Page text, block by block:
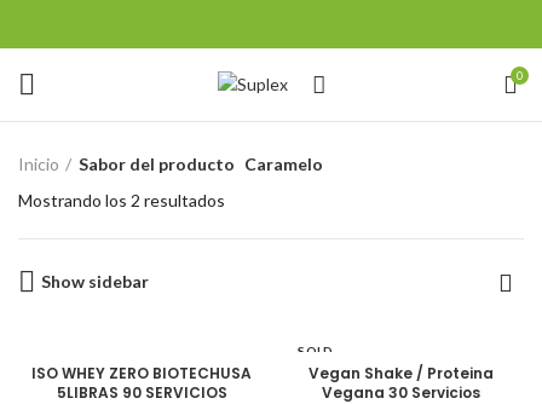
0
Inicio Sabor del producto Caramelo
Mostrando los 2 resultados
Show sidebar
ISO WHEY ZERO BIOTECHUSA
5LIBRAS 90 SERVICIOS
SOLD
OUT
Vegan Shake / Proteina
Vegana 30 Servicios